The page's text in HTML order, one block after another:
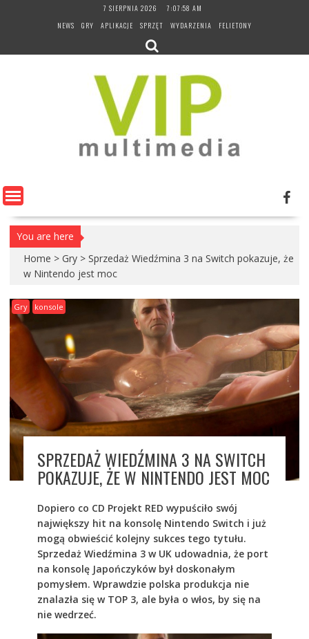
7 SIERPNIA 2026
7:07:59 AM
NEWS
GRY APLIKACJE SPRZĘT WYDARZENIA FELIETONY
You are here
Home > Gry > Sprzedaż Wiedźmina 3 na Switch pokazuje, że
w Nintendo jest moc
Gry konsole
SPRZEDAŻ WIEDŹMINA 3 NA SWITCH
POKAZUJE, ŻE W NINTENDO JEST MOC
Dopiero co CD Projekt RED wypuściło swój
największy hit na konsolę Nintendo Switch i już
mogą obwieścić kolejny sukces tego tytułu.
Sprzedaż Wiedźmina 3 w UK udowadnia, że port
na konsolę Japończyków był doskonałym
pomysłem. Wprawdzie polska produkcja nie
znalazła się w TOP 3, ale była o włos, by się na
nie wedrzeć.